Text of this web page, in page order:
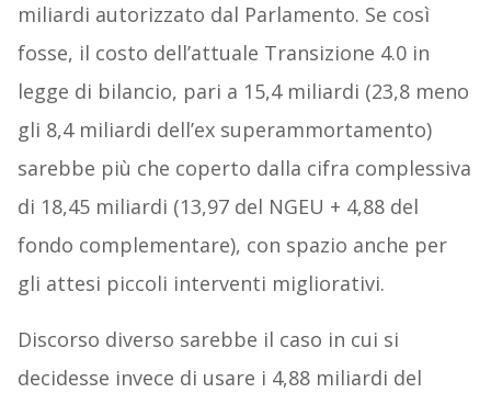
miliardi autorizzato dal Parlamento. Se così
fosse, il costo dell’attuale Transizione 4.0 in
legge di bilancio, pari a 15,4 miliardi (23,8 meno
gli 8,4 miliardi dell’ex superammortamento)
sarebbe più che coperto dalla cifra complessiva
di 18,45 miliardi (13,97 del NGEU + 4,88 del
fondo complementare), con spazio anche per
gli attesi piccoli interventi migliorativi.
Discorso diverso sarebbe il caso in cui si
decidesse invece di usare i 4,88 miliardi del